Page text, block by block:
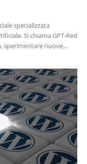
specializzata
Si chiama GPT-Red
sperimentare nuove...